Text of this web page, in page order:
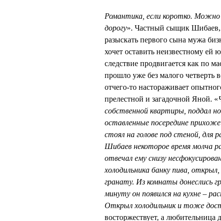
Романтика, если коротко. Можно
дорогу». Частный сыщик Шибаев,
разыскать первого сына мужа
хочет оставить неизвестному ей
следствие продвигается как по
прошло уже без малого четверть
отчего-то настораживает
прелестной и загадочной Яной. «
собственной квартиры, поддал
оставленные посередине
стоял на голове под стеной, для
Шибаев некоторое время молча
отвечал ему снизу
холодильника банку пива,
гранату. Из комнаты донеслись
минуту он появился на кухне –
Открыл холодильник и тоже
восторжествует, а любительница